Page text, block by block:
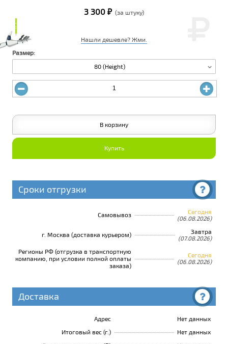
₽₽
3 300 ₽ (за штуку)
Нашли дешевле? Жми.
Размер:
80 (Height)
В корзину
Купить
Сроки отгрузки
Самовывоз Сегодня
(06.08.2026)
г. Москва (доставка курьером) Завтра
(07.08.2026)
Регионы РФ (отгрузка в транспортную
компанию, при условии полной оплаты
заказа)
Сегодня
(06.08.2026)
Доставка
Адрес
Нет данных
Итоговый вес (г.)
Нет данных